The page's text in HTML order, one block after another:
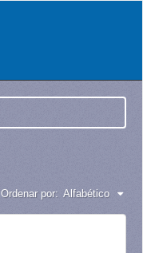
Ordenar por: Alfabético